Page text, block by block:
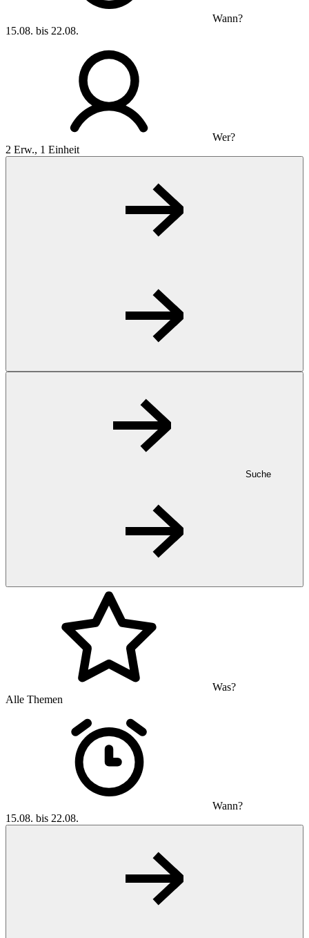
Wann?
15.08. bis 22.08.
Wer?
2 Erw., 1 Einheit
Suche
Was?
Alle Themen
Wann?
15.08. bis 22.08.